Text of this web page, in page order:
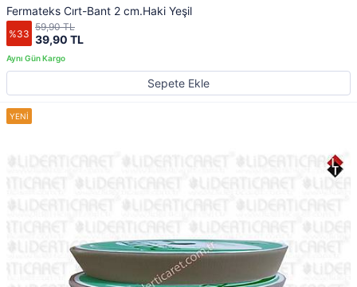
Fermateks Cırt-Bant 2 cm.Haki Yeşil
%33 39,90 TL
59,90 TL
Sepete Ekle